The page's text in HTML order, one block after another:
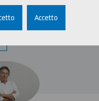
I nostri medici
Accetto